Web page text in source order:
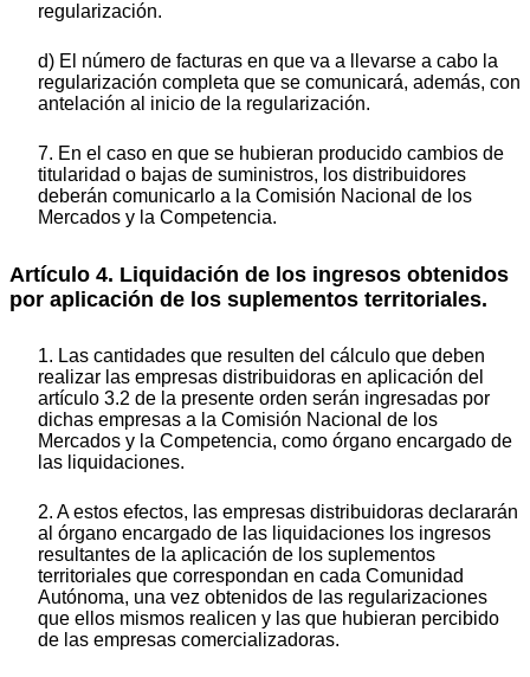
regularización.
d) El número de facturas en que va a llevarse a cabo la
regularización completa que se comunicará, además, con
antelación al inicio de la regularización.
7. En el caso en que se hubieran producido cambios de
titularidad o bajas de suministros, los distribuidores
deberán comunicarlo a la Comisión Nacional de los
Mercados y la Competencia.
Artículo 4. Liquidación de los ingresos obtenidos
por aplicación de los suplementos territoriales.
1. Las cantidades que resulten del cálculo que deben
realizar las empresas distribuidoras en aplicación del
artículo 3.2 de la presente orden serán ingresadas por
dichas empresas a la Comisión Nacional de los
Mercados y la Competencia, como órgano encargado de
las liquidaciones.
2. A estos efectos, las empresas distribuidoras declararán
al órgano encargado de las liquidaciones los ingresos
resultantes de la aplicación de los suplementos
territoriales que correspondan en cada Comunidad
Autónoma, una vez obtenidos de las regularizaciones
que ellos mismos realicen y las que hubieran percibido
de las empresas comercializadoras.